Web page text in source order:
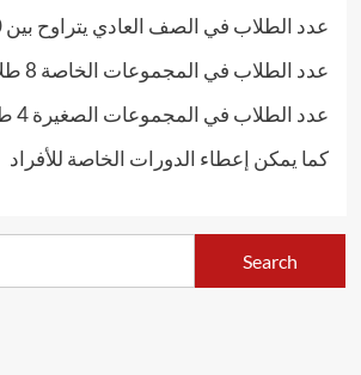
عدد الطلاب في الصف العادي يتراوح بين 10 و 15 طالب
عدد الطلاب في المجموعات الخاصة 8 طلاب
عدد الطلاب في المجموعات الصغيرة 4 طلاب
كما يمكن إعطاء الدورات الخاصة للأفراد